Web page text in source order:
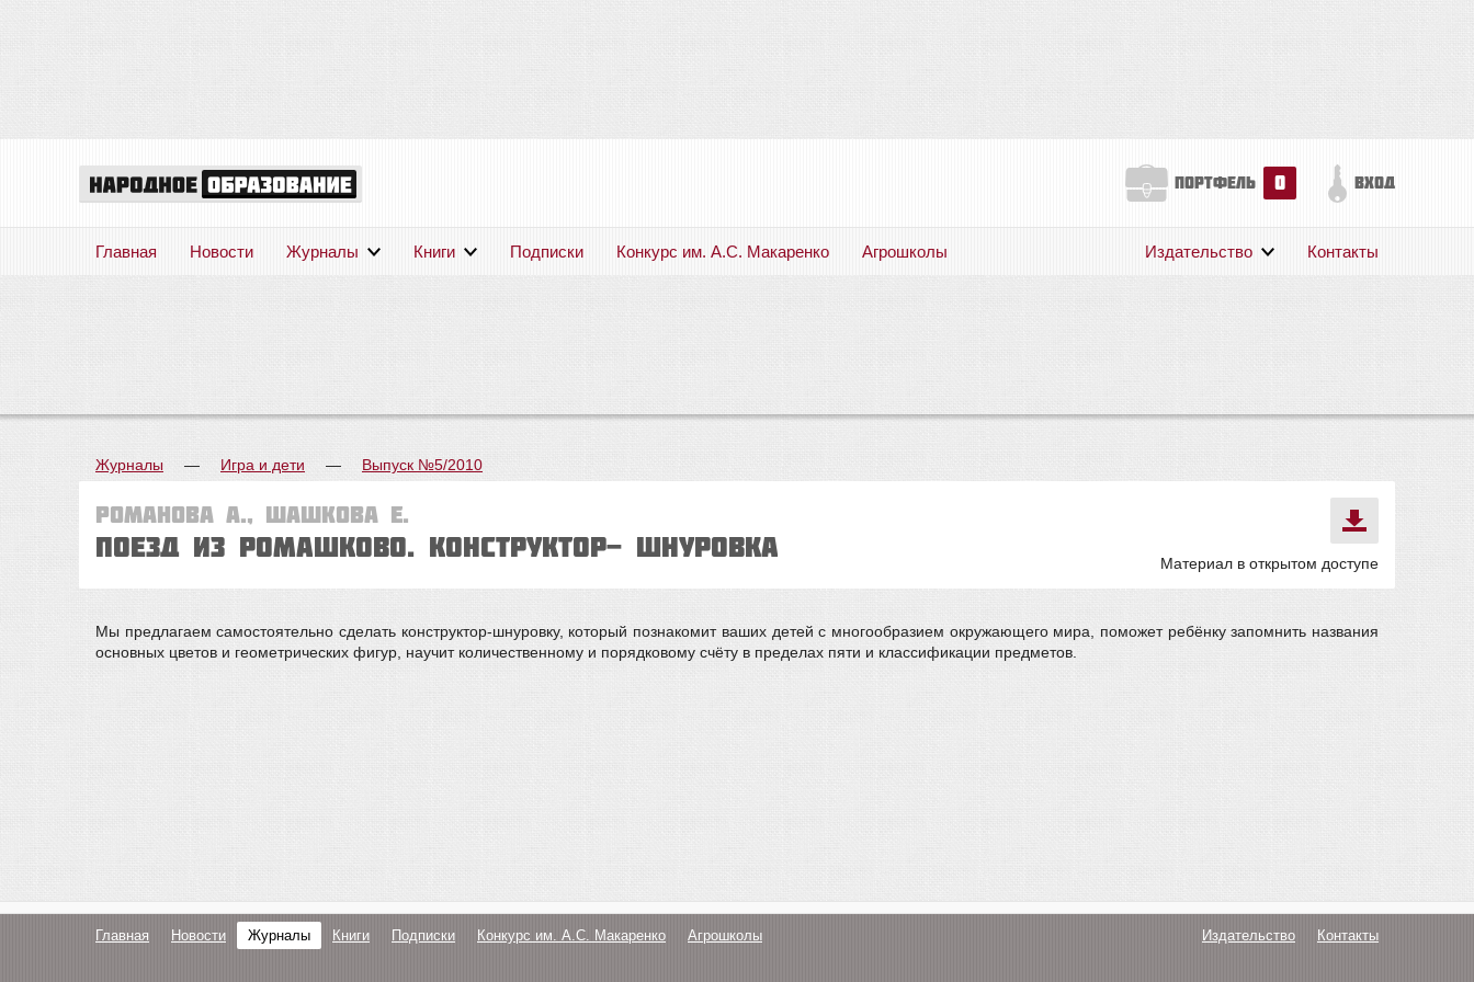
портфель 0 вход
Главная Новости Журналы Книги Подписки Конкурс им. А.С. Макаренко Агрошколы Издательство Контакты
Журналы — Игра и дети — Выпуск №5/2010
Романова А., Шашкова Е.
Поезд из Ромашково. Конструктор- шнуровка
Материал в открытом доступе
Мы предлагаем самостоятельно сделать конструктор-шнуровку, который познакомит ваших детей с многообразием окружающего мира, поможет ребёнку запомнить названия
основных цветов и геометрических фигур, научит количественному и порядковому счёту в пределах пяти и классификации предметов.
Главная Новости Журналы Книги Подписки Конкурс им. А.С. Макаренко Агрошколы Издательство Контакты